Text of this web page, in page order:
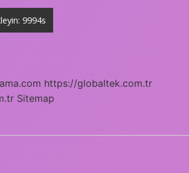
https://globaltek.com.tr
Sitemap